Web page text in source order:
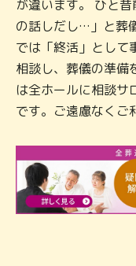
が違います。 ひと
の話しだし…」と葬
では「終活」として
相談し、葬儀の準備
は全ホールに相談サ
です。ご遠慮なくご